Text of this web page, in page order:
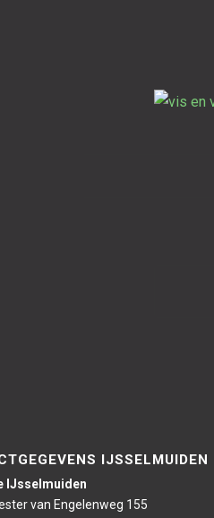
IJSSELMUIDEN
IJsselmuiden
van Engelenweg 155